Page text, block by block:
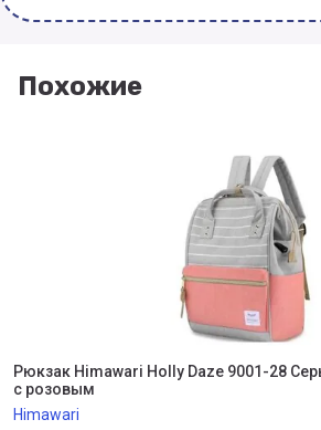
Похожие
Рюкзак Himawari Holly Daze 9001-28
с розовым
Himawari